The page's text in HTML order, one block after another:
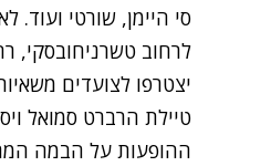
סי היימן, שורטי ועוד.
לרחוב טשרניחובסקי,
ההופעות על הבמה